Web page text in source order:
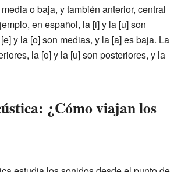
o baja, y también anterior, central
en español, la [i] y la [u] son
y la [o] son medias, y la [a] es baja. La
la [o] y la [u] son posteriores, y la
¿Cómo viajan los